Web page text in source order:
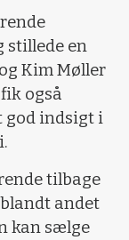
stillede en
Kim Møller
også
god indsigt i
tilbage
andet
kan sælge